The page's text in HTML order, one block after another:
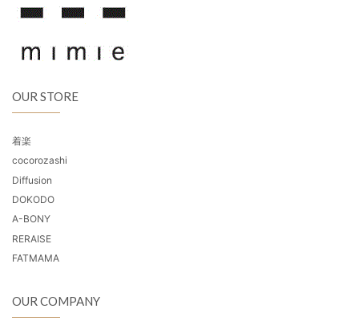
OUR STORE
着楽
cocorozashi
Diffusion
DOKODO
A-BONY
RERAISE
FATMAMA
OUR COMPANY